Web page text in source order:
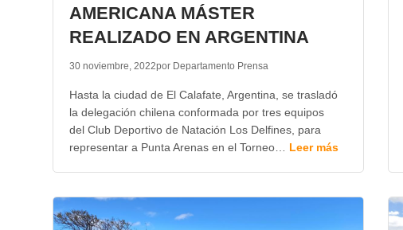
AMERICANA MÁSTER
REALIZADO EN ARGENTINA
30 noviembre, 2022por Departamento Prensa
Hasta la ciudad de El Calafate, Argentina, se trasladó
la delegación chilena conformada por tres equipos
del Club Deportivo de Natación Los Delfines, para
representar a Punta Arenas en el Torneo… Leer más